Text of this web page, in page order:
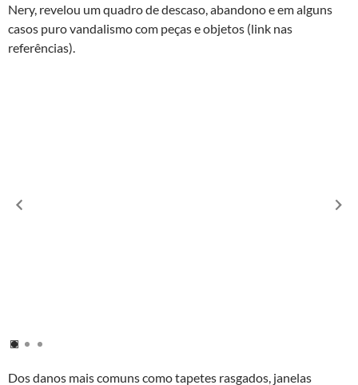
Nery, revelou um quadro de descaso, abandono e em alguns
casos puro vandalismo com peças e objetos (link nas
referências).
Dos danos mais comuns como tapetes rasgados, janelas